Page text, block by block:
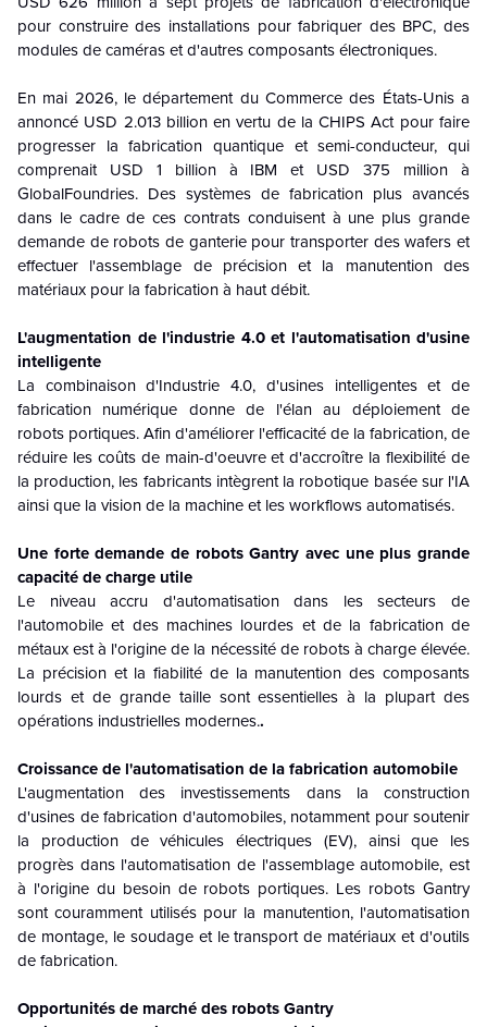
pour construire des installations pour fabriquer des BPC, des
modules de caméras et d'autres composants électroniques.
En mai 2026, le département du Commerce des États-Unis a
annoncé USD 2.013 billion en vertu de la CHIPS Act pour faire
progresser la fabrication quantique et semi-conducteur, qui
comprenait USD 1 billion à IBM et USD 375 million à
GlobalFoundries. Des systèmes de fabrication plus avancés
dans le cadre de ces contrats conduisent à une plus grande
demande de robots de ganterie pour transporter des wafers et
effectuer l'assemblage de précision et la manutention des
matériaux pour la fabrication à haut débit.
L'augmentation de l'industrie 4.0 et l'automatisation d'usine
intelligente
La combinaison d'Industrie 4.0, d'usines intelligentes et de
fabrication numérique donne de l'élan au déploiement de
robots portiques. Afin d'améliorer l'efficacité de la fabrication, de
réduire les coûts de main-d'oeuvre et d'accroître la flexibilité de
la production, les fabricants intègrent la robotique basée sur l'IA
ainsi que la vision de la machine et les workflows automatisés.
Une forte demande de robots Gantry avec une plus grande
capacité de charge utile
Le niveau accru d'automatisation dans les secteurs de
l'automobile et des machines lourdes et de la fabrication de
métaux est à l'origine de la nécessité de robots à charge élevée.
La précision et la fiabilité de la manutention des composants
lourds et de grande taille sont essentielles à la plupart des
opérations industrielles modernes..
Croissance de l'automatisation de la fabrication automobile
L'augmentation des investissements dans la construction
d'usines de fabrication d'automobiles, notamment pour soutenir
la production de véhicules électriques (EV), ainsi que les
progrès dans l'automatisation de l'assemblage automobile, est
à l'origine du besoin de robots portiques. Les robots Gantry
sont couramment utilisés pour la manutention, l'automatisation
de montage, le soudage et le transport de matériaux et d'outils
de fabrication.
Opportunités de marché des robots Gantry